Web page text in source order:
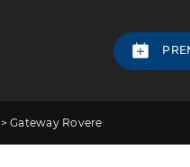
>Gateway Rovere